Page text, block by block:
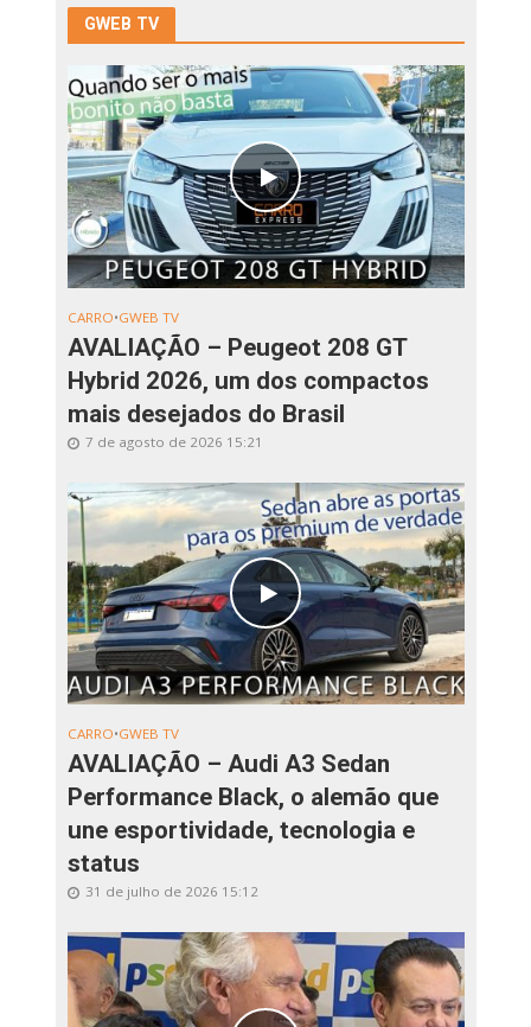
GWEB TV
CARRO•GWEB TV
AVALIAÇÃO – Peugeot 208 GT
Hybrid 2026, um dos compactos
mais desejados do Brasil
7 de agosto de 2026 15:21
CARRO•GWEB TV
AVALIAÇÃO – Audi A3 Sedan
Performance Black, o alemão que
une esportividade, tecnologia e
status
31 de julho de 2026 15:12